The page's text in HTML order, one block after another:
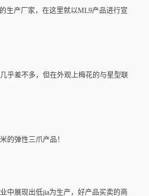
生产厂家，在这里就以ML9产品进行宣
乎差不多，但在外观上梅花的与星型联
的弹性三爪产品！
中展现出低jia为生产，好产品买卖的商